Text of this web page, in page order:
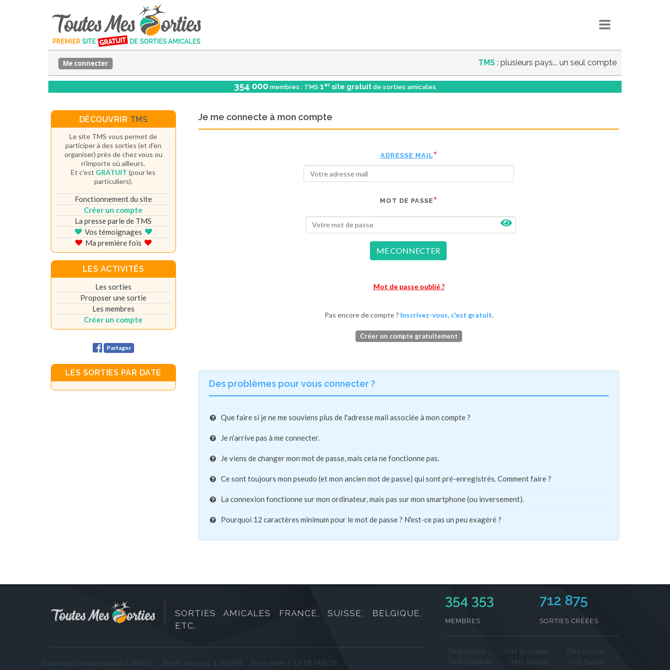
TMS : plusieurs pays... un seul compte
Me connecter
354 000 membres : TMS 1er site gratuit de sorties amicales
Je me connecte à mon compte
ADRESSE MAIL
MOT DE PASSE
ME CONNECTER
Mot de passe oublié ?
Pas encore de compte ? Inscrivez-vous, c'est gratuit.
Créer un compte gratuitement
Des problèmes pour vous connecter ?
Que faire si je ne me souviens plus de l'adresse mail associée à mon compte ?
Je n'arrive pas à me connecter.
Je viens de changer mon mot de passe, mais cela ne fonctionne pas.
Ce sont toujours mon pseudo (et mon ancien mot de passe) qui sont pré-enregistrés. Comment faire ?
La connexion fonctionne sur mon ordinateur, mais pas sur mon smartphone (ou inversement).
Pourquoi 12 caractères minimum pour le mot de passe ? N'est-ce pas un peu exagéré ?
DÉCOUVRIR TMS
Le site TMS vous permet de
participer à des sorties (et d'en
organiser) près de chez vous ou
n'importe où ailleurs.
Et c'est GRATUIT (pour les
particuliers).
Fonctionnement du site
Créer un compte
La presse parle de TMS
Vos témoignages
Ma première fois
LES ACTIVITÉS
Les sorties
Proposer une sortie
Les membres
Créer un compte
Partager
LES SORTIES PAR DATE
SORTIES AMICALES FRANCE, SUISSE, BELGIQUE,
ETC.
bowling et bonne humeur à AMILLY Apres ski party à SEWEN
île de malte à ILE DE MALTE
354 353
MEMBRES
712 875
SORTIES CRÉÉES
TMS St. Gallen
TMS Schwyz
TMS Emmen
TMS Baden